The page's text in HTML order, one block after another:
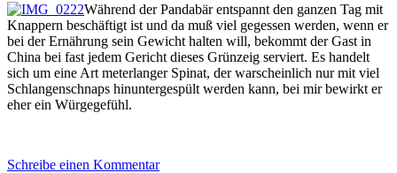
Während der Pandabär entspannt den ganzen Tag mit
Knappern beschäftigt ist und da muß viel gegessen werden, wenn er
bei der Ernährung sein Gewicht halten will, bekommt der Gast in
China bei fast jedem Gericht dieses Grünzeig serviert. Es handelt
sich um eine Art meterlanger Spinat, der warscheinlich nur mit viel
Schlangenschnaps hinuntergespült werden kann, bei mir bewirkt er
eher ein Würgegefühl.
Schreibe einen Kommentar